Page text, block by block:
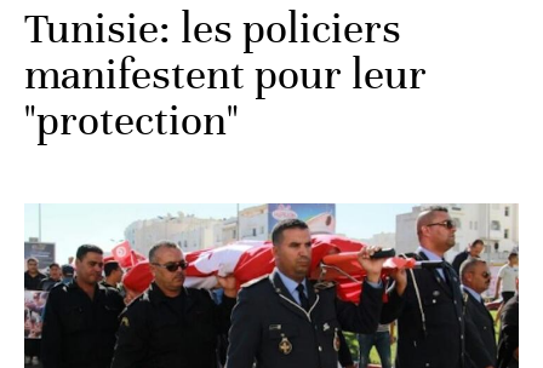
Tunisie: les policiers
manifestent pour leur
"protection"